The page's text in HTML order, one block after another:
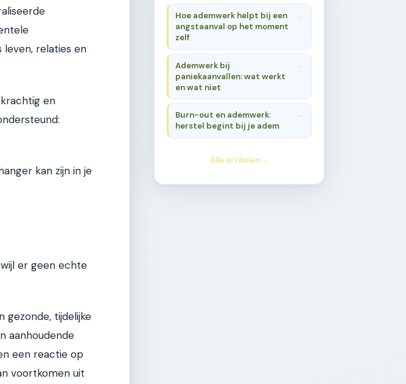
leven, relaties en
en
kan zijn in je
er geen echte
gezonde, tijdelijke
aanhoudende
een reactie op
voortkomen uit
Hoe ademwerk helpt bij een
angstaanval op het moment
zelf
Ademwerk bij
paniekaanvallen: wat werkt
en wat niet
Burn-out en ademwerk:
herstel begint bij je adem
Alle artikelen